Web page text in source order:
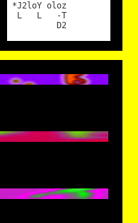
*J2loY oloz
L L -T
D2